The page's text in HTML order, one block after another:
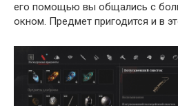
его помощью вы общались с
окном. Предмет пригодится и в